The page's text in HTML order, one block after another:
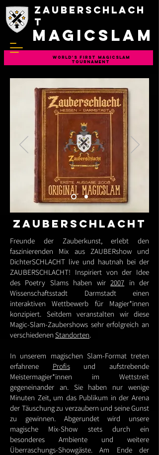
WORLD'S FIRST MAGICSLAM
TOURNAMENT
Zauberschlach
t
magicslam
ZAUBERSCHLACHT
Freunde der Zauberkunst, erlebt den
faszinierenden Mix aus ZAUBERshow und
DichterSCHLACHT live und hautnah bei der
ZAUBERSCHLACHT! Inspiriert von der Idee
des Poetry Slams haben wir2007 in der
Wissenschaftsstadt Darmstadt einen
interaktiven Wettbewerb für Magier*innen
konzipiert. Seitdem veranstalten wir diese
Magic-Slam-Zaubershows sehr erfolgreich an
verschiedenen Standorten.
In unserem magischen Slam-Format treten
erfahrene Profisund aufstrebende
Meistermagier*innen im Wettstreit
gegeneinander an. Sie haben nur wenige
Minuten Zeit, um das Publikum in der Arena
der Täuschung zu verzaubern und seine Gunst
zu gewinnen. Abgerundet wird unsere
magische Mix-Show stets durch ein
besonderes Ambiente und weitere
Überraschungs-Showgäste. Am Ende der